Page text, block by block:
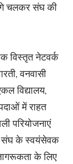
चलकर संघ की
विस्तृत नेटवर्क
वनवासी
विद्यालय,
में राहत
परियोजनाएं
संघ के स्वयंसेवक
के लिए